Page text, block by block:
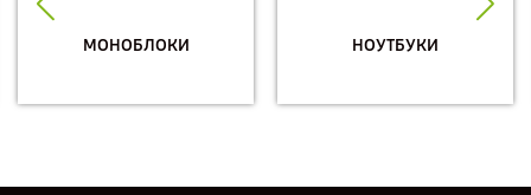
МОНОБЛОКИ НОУТБУКИ